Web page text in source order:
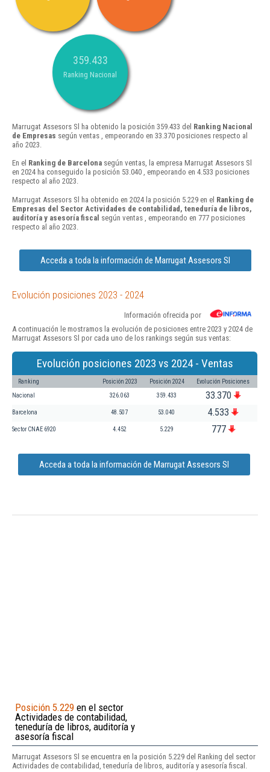
359.433
Ranking Nacional
Marrugat Assesors Sl ha obtenido la posición 359.433 del Ranking Nacional
de Empresas según ventas , empeorando en 33.370 posiciones respecto al
año 2023.
En el Ranking de Barcelona según ventas, la empresa Marrugat Assesors Sl
en 2024 ha conseguido la posición 53.040 , empeorando en 4.533 posiciones
respecto al año 2023.
Marrugat Assesors Sl ha obtenido en 2024 la posición 5.229 en el Ranking de
Empresas del Sector Actividades de contabilidad, teneduría de libros,
auditoría y asesoría fiscal según ventas , empeorando en 777 posiciones
respecto al año 2023.
Acceda a toda la información de Marrugat Assesors Sl
Evolución posiciones 2023 - 2024
Información ofrecida por
A continuación le mostramos la evolución de posiciones entre 2023 y 2024 de
Marrugat Assesors Sl por cada uno de los rankings según sus ventas:
Evolución posiciones 2023 vs 2024 - Ventas
Ranking Posición 2023 Posición 2024 Evolución Posiciones
Nacional 326.063 359.433 33.370
Barcelona 48.507 53.040 4.533
Sector CNAE 6920 4.452 5.229 777
Acceda a toda la información de Marrugat Assesors Sl
Posición 5.229 en el sector
Actividades de contabilidad,
teneduría de libros, auditoría y
asesoría fiscal
Marrugat Assesors Sl se encuentra en la posición 5.229 del Ranking del sector
Actividades de contabilidad, teneduría de libros, auditoría y asesoría fiscal.